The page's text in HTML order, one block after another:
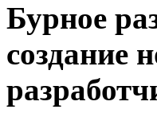
Бурное
создание